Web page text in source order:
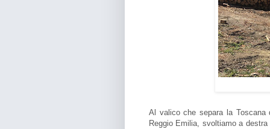
Al valico che separa la
Reggio Emilia, svoltiamo a